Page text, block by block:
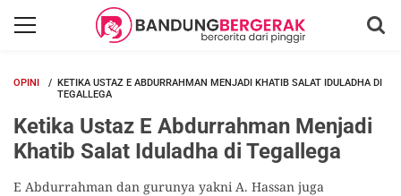
OPINI
KETIKA USTAZ E ABDURRAHMAN MENJADI KHATIB SALAT IDULADHA DI
TEGALLEGA
Ketika Ustaz E Abdurrahman Menjadi
Khatib Salat Iduladha di Tegallega
E Abdurrahman dan gurunya yakni A. Hassan juga